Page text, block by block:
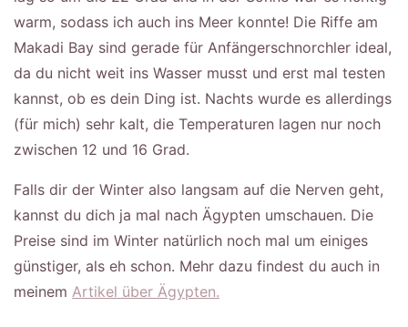
warm, sodass ich auch ins Meer konnte! Die Riffe am
Makadi Bay sind gerade für Anfängerschnorchler ideal,
da du nicht weit ins Wasser musst und erst mal testen
kannst, ob es dein Ding ist. Nachts wurde es allerdings
(für mich) sehr kalt, die Temperaturen lagen nur noch
zwischen 12 und 16 Grad.
Falls dir der Winter also langsam auf die Nerven geht,
kannst du dich ja mal nach Ägypten umschauen. Die
Preise sind im Winter natürlich noch mal um einiges
günstiger, als eh schon. Mehr dazu findest du auch in
meinem Artikel über Ägypten.